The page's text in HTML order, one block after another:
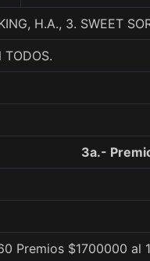
H.A., 3. SWEET
TODOS.
3a.-
Premios $1700000